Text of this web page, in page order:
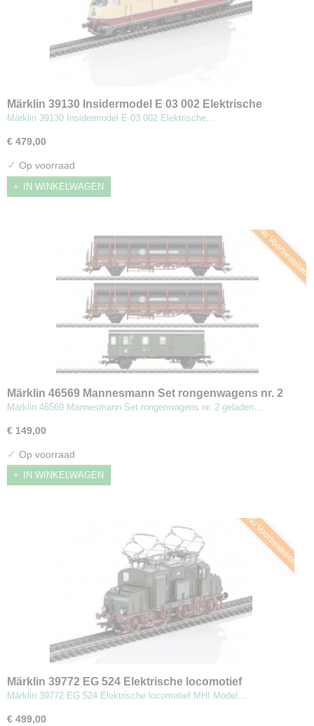
Märklin 39130 Insidermodel E 03 002 Elektrische
locomotief
Märklin 39130 Insidermodel E 03 002 Elektrische…
€ 479,00
✓ Op voorraad
IN WINKELWAGEN
Nu Voorbestellen
Märklin 46569 Mannesmann Set rongenwagens nr. 2
geladen met stalen buizen
Märklin 46569 Mannesmann Set rongenwagens nr. 2 geladen…
€ 149,00
✓ Op voorraad
IN WINKELWAGEN
Nu Voorbestellen
Märklin 39772 EG 524 Elektrische locomotief
Märklin 39772 EG 524 Elektrische locomotief MHI Model…
€ 499,00